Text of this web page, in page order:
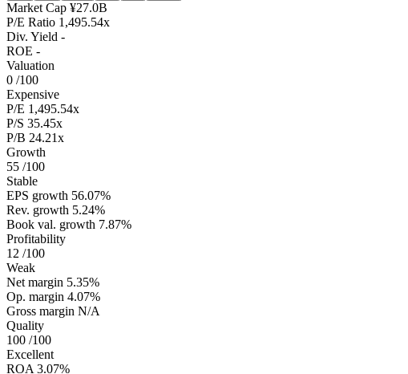
Market Cap ¥27.0B
P/E Ratio 1,495.54x
Div. Yield -
ROE -
Valuation
0 /100
Expensive
P/E 1,495.54x
P/S 35.45x
P/B 24.21x
Growth
55 /100
Stable
EPS growth 56.07%
Rev. growth 5.24%
Book val. growth 7.87%
Profitability
12 /100
Weak
Net margin 5.35%
Op. margin 4.07%
Gross margin N/A
Quality
100 /100
Excellent
ROA 3.07%